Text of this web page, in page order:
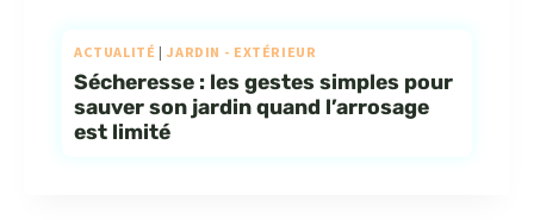
ACTUALITÉ | JARDIN - EXTÉRIEUR
Sécheresse : les gestes simples pour
sauver son jardin quand l’arrosage
est limité